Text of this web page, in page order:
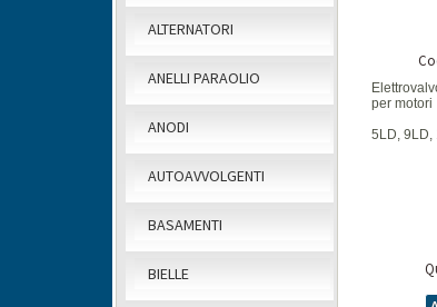
ALTERNATORI
ANELLI PARAOLIO
ANODI
AUTOAVVOLGENTI
BASAMENTI
BIELLE
per motori
5LD, 9LD,